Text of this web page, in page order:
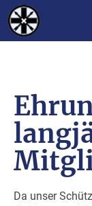
Da unser